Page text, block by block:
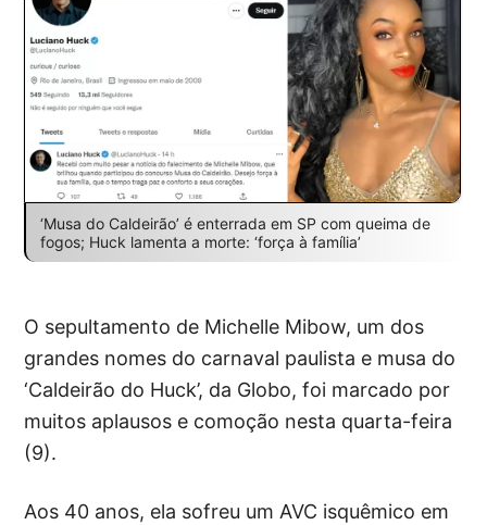
‘Musa do Caldeirão’ é enterrada em SP com queima de
fogos; Huck lamenta a morte: ‘força à família’
O sepultamento de Michelle Mibow, um dos
grandes nomes do carnaval paulista e musa do
‘Caldeirão do Huck’, da Globo, foi marcado por
muitos aplausos e comoção nesta quarta-feira
(9).
Aos 40 anos, ela sofreu um AVC isquêmico em